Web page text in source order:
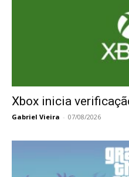
Xbox inicia
Gabriel Vieira - 07/08/2026